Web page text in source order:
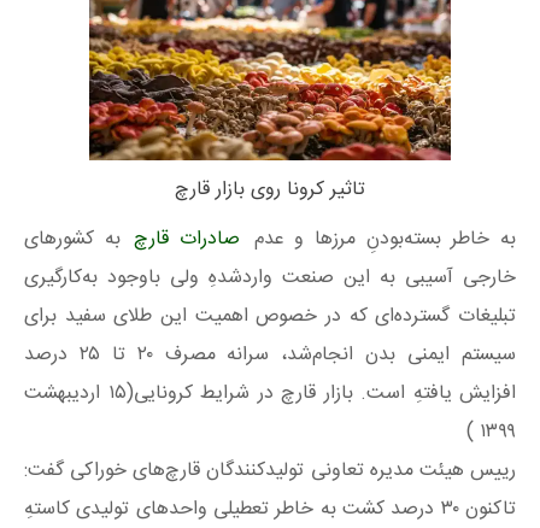
تاثیر کرونا روی بازار قارچ
به خاطر بسته‌بودنِ مرزها و عدم صادرات قارچ به کشورهای
خارجی آسیبی به این صنعت واردشدهِ ولی باوجود به‌کارگیری
تبلیغات گسترده‌ای که در خصوص اهمیت این طلای سفید برای
سیستم ایمنی بدن انجام‌شد، سرانه مصرف ۲۰ تا ۲۵ درصد
افزایش‌ یافتهِ است. بازار قارچ در شرایط کرونایی(۱۵ اردیبهشت
۱۳۹۹ )
رییس هیئت مدیره تعاونی تولیدکنندگان قارچ‌های خوراکی گفت:
تاکنون ۳۰ درصد کشت به خاطر تعطیلی واحدهای تولیدی کاستهِ